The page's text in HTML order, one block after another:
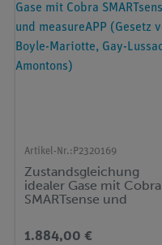
Artikel-Nr.: P2320169
Zustandsgleichung
idealer Gase mit Cobra
SMARTsense und
von Boyle-Mariotte,
Gay-Lussac, Amontons)
1.884,00 €